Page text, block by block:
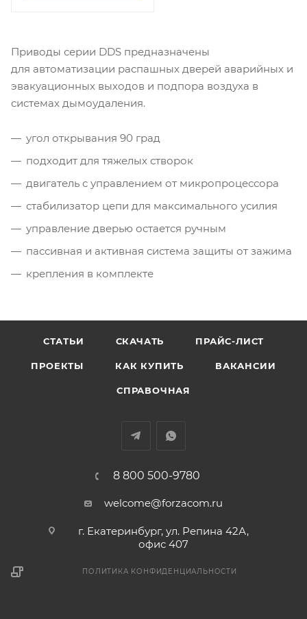
Приводы серии DDS предназначены
для автоматизации распашных дверей аварийных и
эвакуационных выходов и подпора воздуха в
системах дымоудаления.
угол открывания 90 град
подходит для тяжелых створок
двигатель с управлением от микропроцессора
стабилизатор цепи для максимального усилия
управление дверью остается ручным
пассивная и активная система защиты от зажима
крепления в комплекте
СТАТЬИ СКАЧАТЬ ПРАЙС-ЛИСТ
ПРОЕКТЫ КАК КУПИТЬ ВАКАНСИИ
СПРАВОЧНАЯ
8 800 500-9780
welcome@forzacom.ru
г. Екатеринбург, ул. Репина 42А,
офис 407
ПОЛИТИКА КОНФИДЕНЦИАЛЬНОСТИ